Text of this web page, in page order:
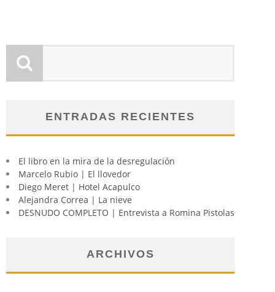
ENTRADAS RECIENTES
El libro en la mira de la desregulación
Marcelo Rubio | El llovedor
Diego Meret | Hotel Acapulco
Alejandra Correa | La nieve
DESNUDO COMPLETO | Entrevista a Romina Pistolas
ARCHIVOS